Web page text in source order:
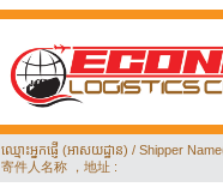
ឈ្មោះអ្នកផ្ញើ (អាសយដ្ឋាន) / Shipper
寄件人名称 ，地址 :